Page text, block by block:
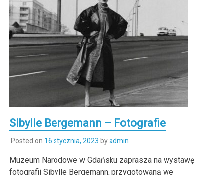
Sibylle Bergemann – Fotografie
Posted on 16 stycznia, 2023 byadmin
Muzeum Narodowe w Gdańsku zaprasza na wystawę
fotografii Sibylle Bergemann, przygotowaną we